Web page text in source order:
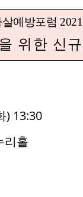
예방포럼
위한 신
) 13:30
리홀